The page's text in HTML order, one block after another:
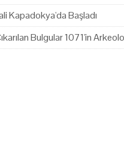
Kapadokya'da Başladı
Bulgular 1071'in